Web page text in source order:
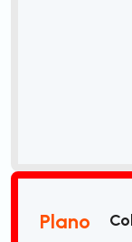
Plano